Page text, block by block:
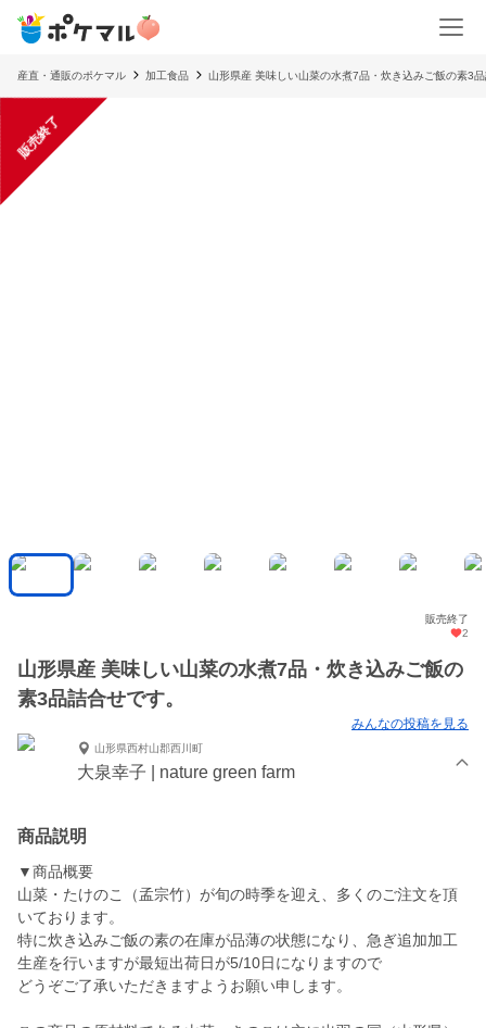
産直・通販のポケマル 加工食品 山形県産 美味しい山菜の水煮7品・炊き込みご飯の素3
販売終了
販売終了
2
山形県産 美味しい山菜の水煮7品・炊き込みご飯の
素3品詰合せです。
みんなの投稿を見る
山形県西村山郡西川町
大泉幸子 | nature green farm
商品説明
▼商品概要
山菜・たけのこ（孟宗竹）が旬の時季を迎え、多くのご注文を頂
いております。
特に炊き込みご飯の素の在庫が品薄の状態になり、急ぎ追加加工
生産を行いますが最短出荷日が5/10日になりますので
どうぞご了承いただきますようお願い申します。